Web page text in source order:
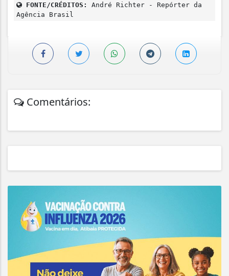
FONTE/CRÉDITOS:
André Richter - Repórter da
Agência Brasil
Comentários: